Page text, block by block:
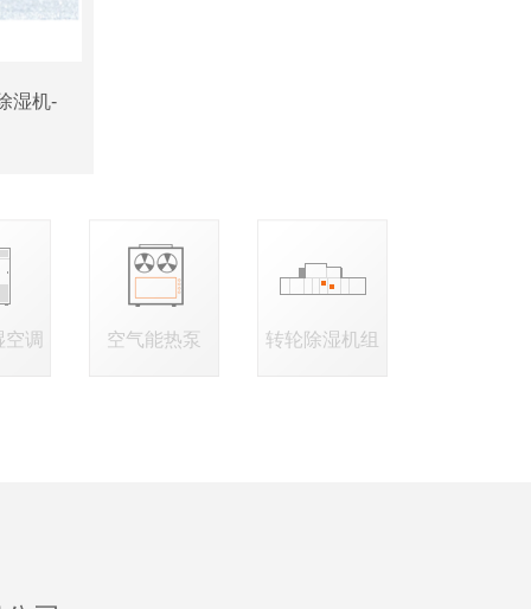
湿机-
调 空气能热泵 转轮除湿机组